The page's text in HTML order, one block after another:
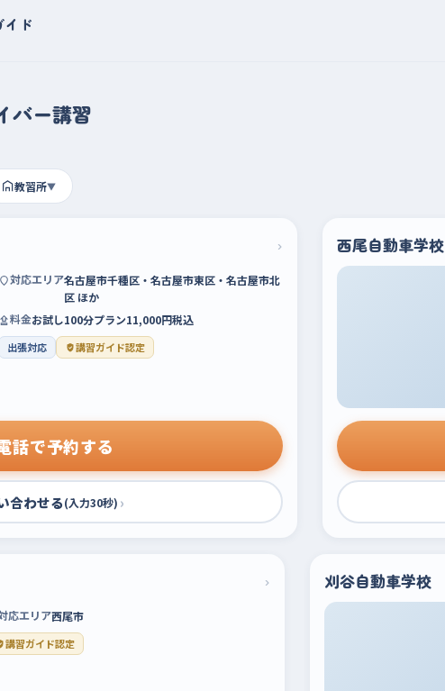
イド
バー講習
教習所▼
›
対応エリア名古屋市千種区・名古屋市東区・名古屋市北
区 ほか
料金お試し100分プラン11,000円税込
出張対応 講習ガイド認定
話で予約する
合わせる(入力30秒) ›
西尾自動車学校
›
応エリア西尾市
講習ガイド認定
刈谷自動車学校